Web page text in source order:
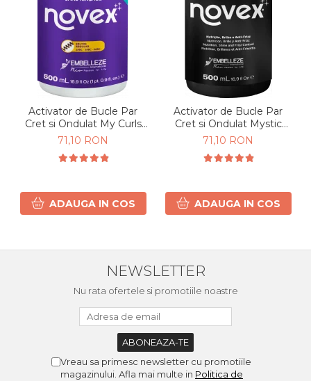
Activator de Bucle Par
Cret si Ondulat My Curls
500g
71,10 RON
ADAUGA IN COS
Activator de Bucle Par
Cret si Ondulat Mystic
Black 500ml
71,10 RON
ADAUGA IN COS
NEWSLETTER
Nu rata ofertele si promotiile noastre
Vreau sa primesc newsletter cu promotiile
magazinului. Afla mai multe in Politica de